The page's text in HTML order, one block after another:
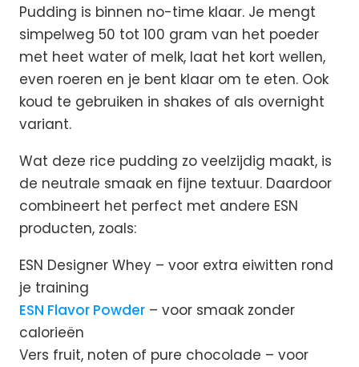
Pudding is binnen no-time klaar. Je mengt
simpelweg 50 tot 100 gram van het poeder
met heet water of melk, laat het kort wellen,
even roeren en je bent klaar om te eten. Ook
koud te gebruiken in shakes of als overnight
variant.
Wat deze rice pudding zo veelzijdig maakt, is
de neutrale smaak en fijne textuur. Daardoor
combineert het perfect met andere ESN
producten, zoals:
ESN Designer Whey – voor extra eiwitten rond
je training
ESN Flavor Powder – voor smaak zonder
calorieën
Vers fruit, noten of pure chocolade – voor